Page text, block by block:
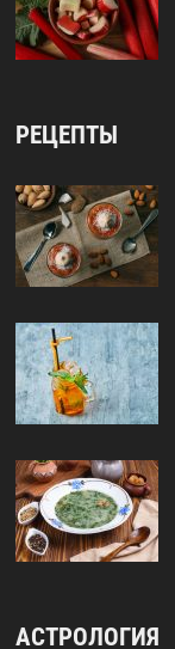
РЕЦЕПТЫ
АСТРОЛОГИЯ